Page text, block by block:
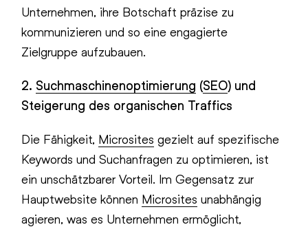
Unternehmen, ihre Botschaft präzise zu
kommunizieren und so eine engagierte
Zielgruppe aufzubauen.
2. Suchmaschinenoptimierung (SEO) und
Steigerung des organischen Traffics
Die Fähigkeit, Microsites gezielt auf spezifische
Keywords und Suchanfragen zu optimieren, ist
ein unschätzbarer Vorteil. Im Gegensatz zur
Hauptwebsite können Microsites unabhängig
agieren, was es Unternehmen ermöglicht,